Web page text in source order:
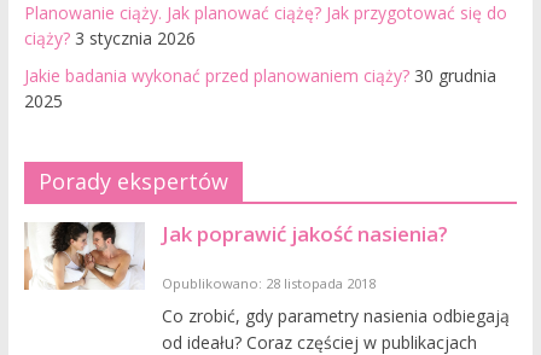
Planowanie ciąży. Jak planować ciążę? Jak przygotować się do
ciąży? 3 stycznia 2026
Jakie badania wykonać przed planowaniem ciąży? 30 grudnia
2025
Porady ekspertów
Jak poprawić jakość nasienia?
Opublikowano: 28 listopada 2018
Co zrobić, gdy parametry nasienia odbiegają
od ideału? Coraz częściej w publikacjach